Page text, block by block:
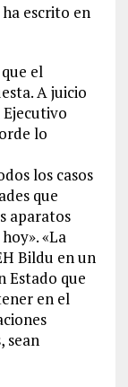
escrito en
el
A juicio
lo
los casos
que
aparatos
«La
Bildu en un
Estado que
en el
sean